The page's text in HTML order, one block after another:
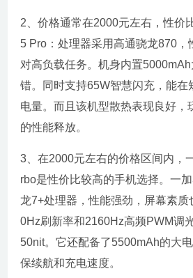
2、价格通常在2000元左右，性价
5 Pro：处理器采用高通骁龙870，
对高负载任务。机身内置
错。同时支持65W智慧闪充，能在
电量。而且该机型散热表现良好，
的性能释放。
3、在2000元左右的价格区间内，
rbo是性价比较高的手机选择。一
龙7+处理器，性能强劲，屏幕素质
0Hz刷新率和2160Hz高频PWM调
50nit。它还配备了5500mAh的大
保续航和充电速度。